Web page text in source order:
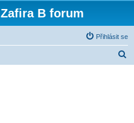
B forum
Přihlásit se